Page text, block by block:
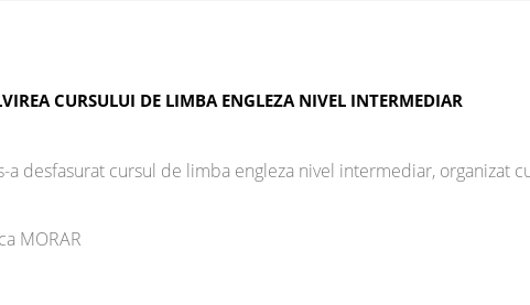
CURSULUI DE LIMBA ENGLEZA NIVEL INTERMEDIAR
a desfasurat cursul de limba engleza nivel intermediar, organizat
MORAR